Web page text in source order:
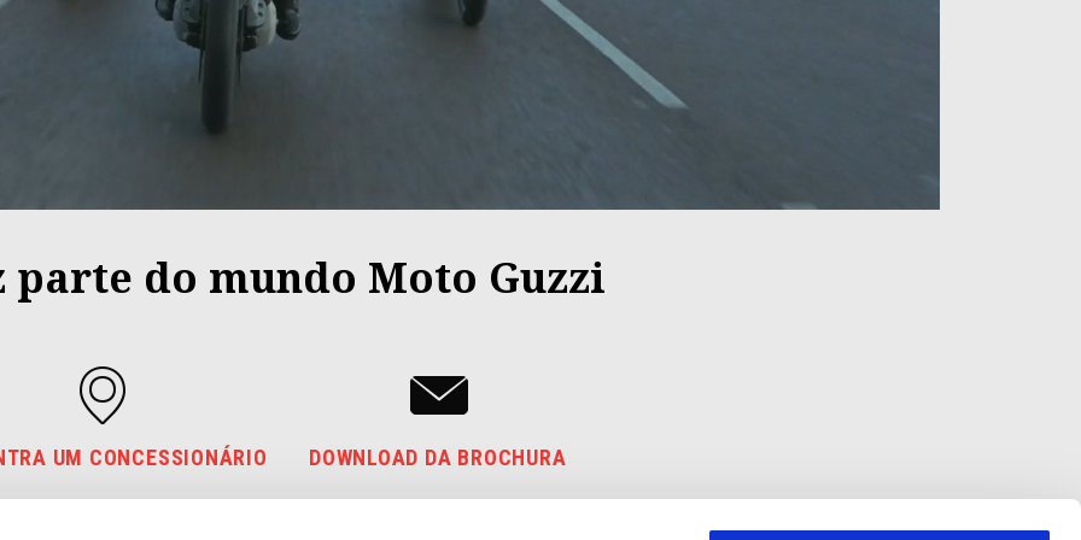
parte do mundo Moto Guzzi
UM CONCESSIONÁRIO DOWNLOAD DA BROCHURA